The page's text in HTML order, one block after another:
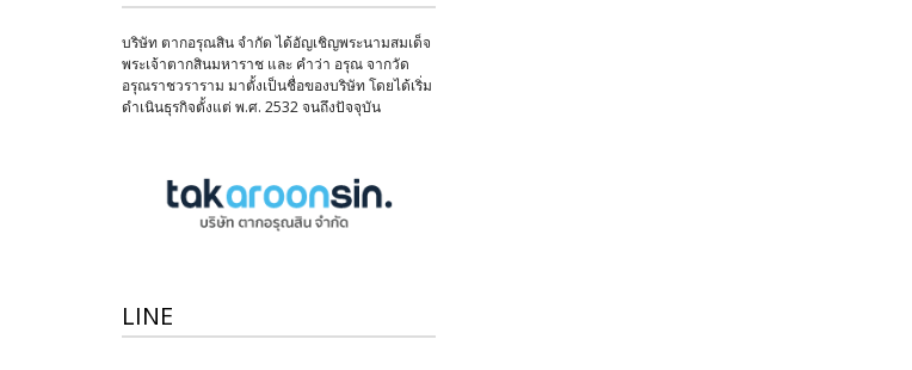
บริษัท ตากอรุณสิน จำกัด ได้อัญเชิญพระนามสมเด็จ
พระเจ้าตากสินมหาราช และ คำว่า อรุณ จากวัด
อรุณราชวราราม มาตั้งเป็นชื่อของบริษัท โดยได้เริ่ม
ดำเนินธุรกิจตั้งแต่ พ.ศ. 2532 จนถึงปัจจุบัน
LINE